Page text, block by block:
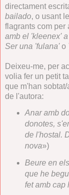
directament
bailado, o usant
flagrants com per
amb el 'kleenex'
Ser una 'fulana'o
Deixeu-me, per
volia fer un petit
que m'han
de l'autora:
Anar amb
donotes,
de l'hostal.
nova»)
Beure en
que he
fet amb cap